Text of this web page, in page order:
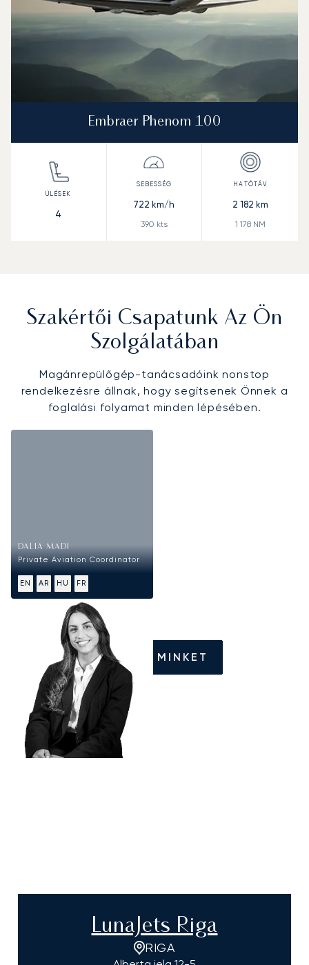
Embraer Phenom 100
4
722 km/h
390 kts
2 182 km
1 178NM
Szakértői Csapatunk Az Ön
Szolgálatában
Magánrepülőgép-tanácsadóink nonstop
rendelkezésre állnak, hogy segítsenek Önnek a
foglalási folyamat minden lépésében.
DALIA MADI
Private Aviation Coordinator
EN AR HU FR
HÍVJON MINKET
LunaJets Riga
RIGA